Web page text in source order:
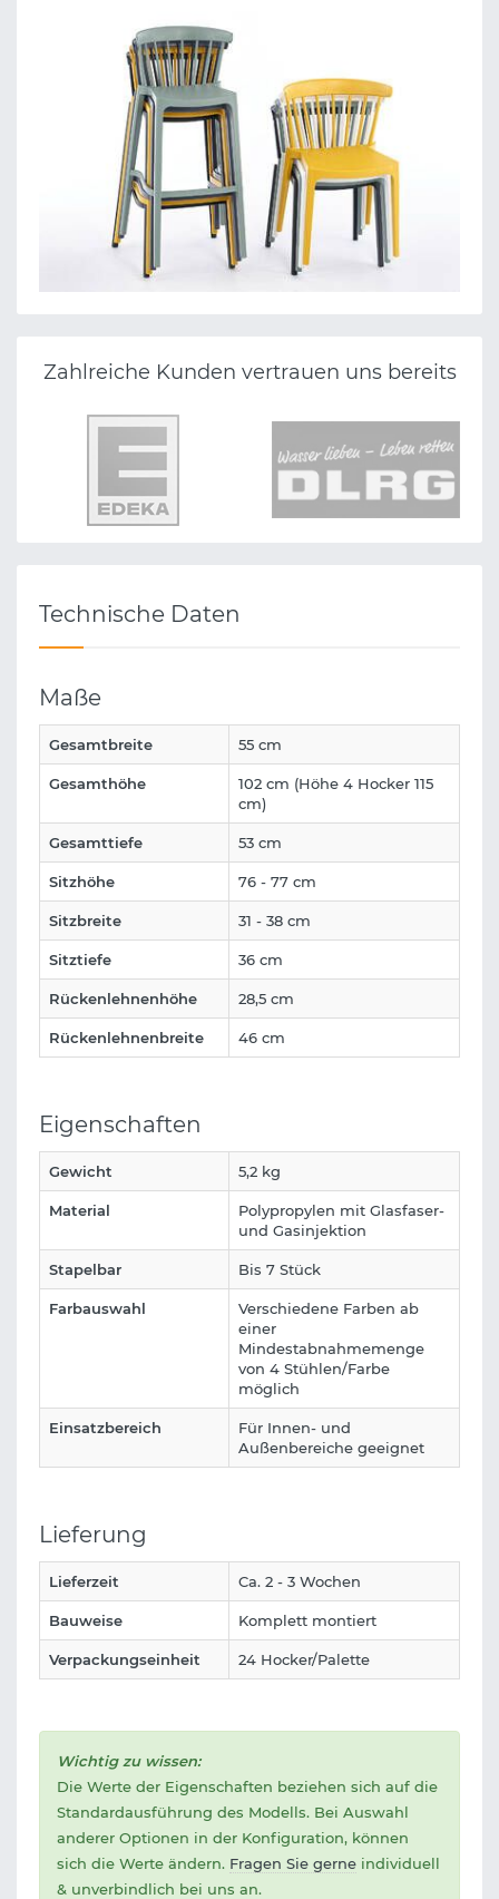
Zahlreiche Kunden vertrauen uns bereits
Technische Daten
Maße
Gesamtbreite 55 cm
Gesamthöhe
102 cm (Höhe 4 Hocker 115
cm)
Gesamttiefe 53 cm
Sitzhöhe 76 - 77 cm
Sitzbreite 31 - 38 cm
Sitztiefe 36 cm
Rückenlehnenhöhe 28,5 cm
Rückenlehnenbreite 46 cm
Eigenschaften
Gewicht 5,2 kg
Material
Polypropylen mit Glasfaser-
und Gasinjektion
Stapelbar Bis 7 Stück
Farbauswahl
Verschiedene Farben ab
einer
Mindestabnahmemenge
von 4 Stühlen/Farbe
möglich
Einsatzbereich
Für Innen- und
Außenbereiche geeignet
Lieferung
Lieferzeit Ca. 2 - 3 Wochen
Bauweise Komplett montiert
Verpackungseinheit 24 Hocker/Palette
Wichtig zu wissen:
Die Werte der Eigenschaften beziehen sich auf die
Standardausführung des Modells. Bei Auswahl
anderer Optionen in der Konfiguration, können
sich die Werte ändern. Fragen Sie gerne individuell
& unverbindlich bei uns an.